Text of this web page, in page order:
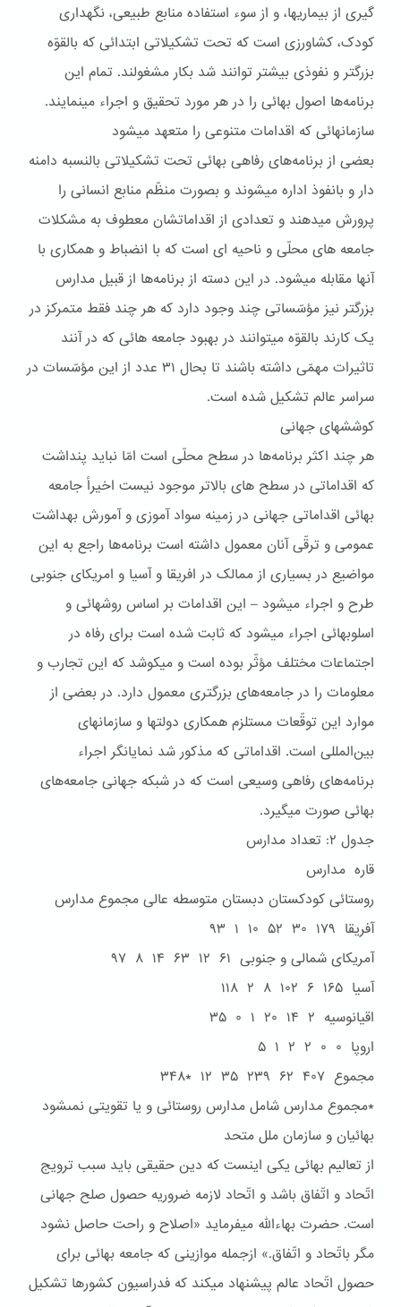
گيری از بيماريها، و از سوء استفاده منابع طبيعی، نگهداری
کودک، کشاورزی است که تحت تشکيلاتی ابتدائی که بالقوّه
بزرگتر و نفوذی بيشتر توانند شد بکار مشغولند. تمام اين
برنامه‌ها اصول بهائی را در هر مورد تحقيق و اجراء مينمايند.
سازمانهائى که اقدامات متنوعى را متعهد ميشود
بعضی از برنامه‌های رفاهی بهائی تحت تشکيلاتی بالنسبه دامنه
دار و بانفوذ اداره ميشوند و بصورت منظّم منابع انسانی را
پرورش ميدهند و تعدادی از اقداماتشان معطوف به مشکلات
جامعه های محلّی و ناحيه ای است که با انضباط و همکاری با
آنها مقابله ميشود. در اين دسته از برنامه‌ها از قبيل مدارس
بزرگتر نيز مؤسّساتی چند وجود دارد که هر چند فقط متمرکز در
يک کارند بالقوّه ميتوانند در بهبود جامعه هائی که در آنند
تاثيرات مهمّی داشته باشند تا بحال ۳۱ عدد از اين مؤسّسات در
سراسر عالم تشکيل شده است.
کوششهاى جهانى
هر چند اکثر برنامه‌ها در سطح محلّی است امّا نبايد پنداشت
که اقداماتی در سطح های بالاتر موجود نيست اخيراً جامعه
بهائی اقداماتی جهانی در زمينه سواد آموزی و آمورش بهداشت
عمومی و ترقّی آنان معمول داشته است برنامه‌ها راجع به اين
مواضيع در بسياری از ممالک در افريقا و آسيا و امريکای جنوبی
طرح و اجراء ميشود – اين اقدامات بر اساس روشهائی و
اسلوبهائی اجراء ميشود که ثابت شده است برای رفاه در
اجتماعات مختلف مؤثّر بوده است و ميکوشد که اين تجارب و
معلومات را در جامعه‌های بزرگتری معمول دارد. در بعضی از
موارد اين توقّعات مستلزم همکاری دولتها و سازمانهای
بين‌المللی است. اقداماتی که مذکور شد نمايانگر اجراء
برنامه‌های رفاهی وسيعی است که در شبکه جهانی جامعه‌های
بهائی صورت ميگيرد.
جدول ۲: تعداد مدارس
قاره مدارس
روستائى کودکستان دبستان متوسطه عالى مجموع مدارس
آفريقا ۱۷۹ ۳۰ ۵۲ ۱۰ ۱ ۹۳
آمريکاى شمالى و جنوبى ۶۱ ۱۲ ۶۳ ۱۴ ۸ ۹۷
آسيا ۱۶۵ ۶ ۱۰۲ ۸ ۲ ۱۱۸
اقيانوسيه ۲ ۱۴ ۲۰ ۱ ۰ ۳۵
اروپا ۰ ۰ ۲ ۲ ۱ ۵
مجموع ۴۰۷ ۶۲ ۲۳۹ ۳۵ ۱۲ *۳۴۸
*مجموع مدارس شامل مدارس روستائى و يا تقويتى نمىشود
بهائيان و سازمان ملل متحد
از تعاليم بهائی يکی اينست که دين حقيقی بايد سبب ترويج
اتّحاد و اتّفاق باشد و اتّحاد لازمه ضروريه حصول صلح جهانی
است. حضرت بهاءاللّه ميفرمايد «اصلاح و راحت حاصل نشود
مگر باتّحاد و اتّفاق.» ازجمله موازينی که جامعه بهائی برای
حصول اتّحاد عالم پيشنهاد ميکند که فدراسيون کشورها تشکيل